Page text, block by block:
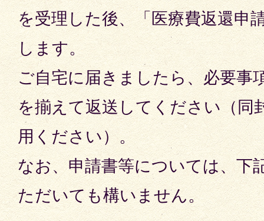
を受理した後、「医療費返還申
します。
ご自宅に届きましたら、必要事
を揃えて返送してください（同
用ください）。
なお、申請書等については、下
ただいても構いません。